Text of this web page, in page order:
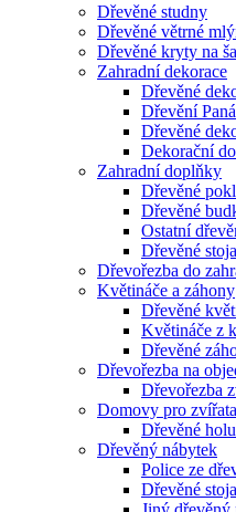
Dřevěné studny
Dřevěné větrné
Dřevěné kryty na
Zahradní dekorace
Dřevěné
Dřevění
Dřevěné
Dekorační
Zahradní doplňky
Dřevěné
Dřevěné
Ostatní
Dřevěné
Dřevořezba do
Květináče a záhony
Dřevěné
Květináče z
Dřevěné
Dřevořezba na
Dřevořezba
Domovy pro zvířata
Dřevěné
Dřevěný nábytek
Police ze
Dřevěné